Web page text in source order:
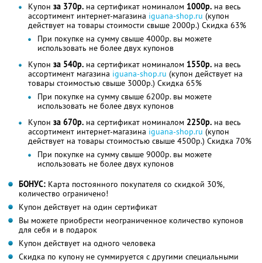
Купон за 370р. на сертификат номиналом 1000р. на весь
ассортимент интернет-магазина iguana-shop.ru (купон
действует на товары стоимости свыше 2000р.) Скидка 63%
При покупке на сумму свыше 4000р. вы можете
использовать не более двух купонов
Купон за 540р. на сертификат номиналом 1550р. на весь
ассортимент магазина iguana-shop.ru (купон действует на
товары стоимостью свыше 3000р.) Скидка 65%
При покупке на сумму свыше 6200р. вы можете
использовать не более двух купонов
Купон за 670р. на сертификат номиналом 2250р. на весь
ассортимент интернет-магазина iguana-shop.ru (купон
действует на товары стоимостью свыше 4500р.) Скидка 70%
При покупке на сумму свыше 9000р. вы можете
использовать не более двух купонов
БОНУС: Карта постоянного покупателя со скидкой 30%,
количество ограничено!
Купон действует на один сертификат
Вы можете приобрести неограниченное количество купонов
для себя и в подарок
Купон действует на одного человека
Скидка по купону не суммируется с другими специальными